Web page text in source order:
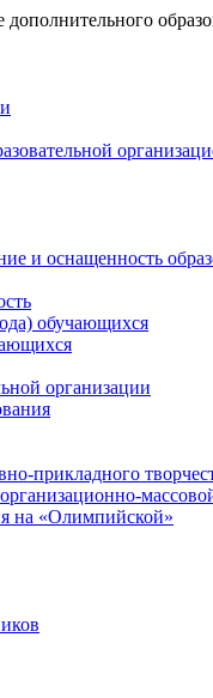
и оснащенность
обучающихся
организации
прикладного
на «Олимпийской»